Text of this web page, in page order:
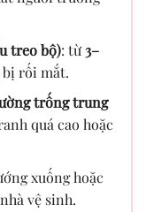
treo bộ): từ3–
bị rối mắt.
trống trung
quá cao hoặc
xuống hoặc
vệ sinh.